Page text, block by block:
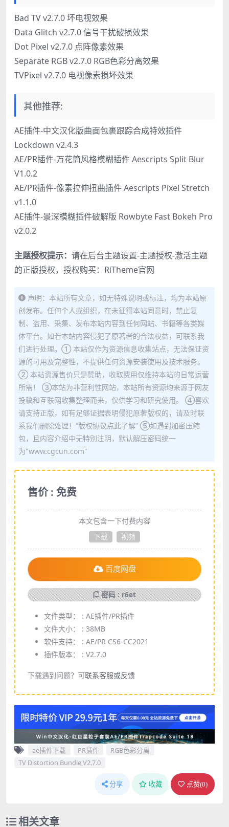
Bad TV v2.7.0 坏电视效果
Data Glitch v2.7.0 信号干扰破损效果
Dot Pixel v2.7.0 点阵像素效果
Separate RGB v2.7.0 RGB色彩分离效果
TVPixel v2.7.0 电视像素损坏效果
其他推荐:
AE插件-中文汉化版曲面包裹跟踪合成特效插件
Lockdown v2.4.3
AE/PR插件-万花筒风格模糊插件 Aescripts Split Blur
V1.0.2
AE/PR插件-像素拉伸扭曲插件 Aescripts Pixel Stretch
v1.1.0
AE插件-景深模糊插件破解版 Rowbyte Fast Bokeh Pro
v2.0.2
主题授权提示： 请在后台主题设置-主题授权-激活主题
的正版授权，授权购买： RiTheme官网
声明：本站所有文章，如无特殊说明或标注，均为本站原
创发布。任何个人或组织，在未征得本站同意时，禁止复
制、盗用、采集、发布本站内容到任何网站、书籍等各类媒
体平台。如若本站内容侵犯了原著者的合法权益，可联系我
们进行处理。① 本站仅作为资源信息收集站点，无法保证资
源的可用及完整性，不提供任何资源安装使用及技术服务。
② 本站资源售价只是赞助，收取费用仅维持本站的日常运营
所需！ ③本站为非营利性网站，本站所有资源均来源于网友
投稿和互联网收集整理而来，仅供学习和研究使用。 ④喜欢
请支持正版，如有足够证据表明侵犯原著版权的，请及时联
系我们删除处理！“版权协议点此了解” ⑤如遇到加密压缩
包，且内容介绍中无特别注明，默认解压密码统一
为"www.cgcun.com"
售价 : 免费
本文包含一下付费内容
下载
视频
百度网盘
密码 : r6et
文件类型： : AE插件/PR插件
文件大小： : 38MB
软件支持： : AE/PR CS6-CC2021
插件版本： : V2.7.0
下载遇到问题？可联系客服或反馈
ae插件下载 PR插件
RGB色彩分离
TV Distortion Bundle V2.7.0
分享 收藏 点赞(0)
相关文章